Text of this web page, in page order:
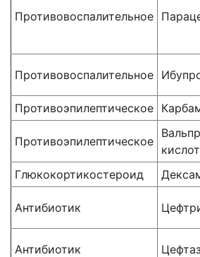
Противовоспалительное
Противовоспалительное
Противоэпилептическое
Противоэпилептическое
Глюкокортикостероид
Антибиотик
Антибиотик